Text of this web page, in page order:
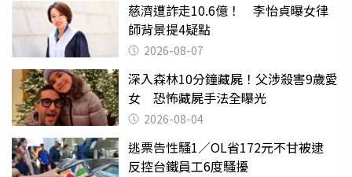
慈濟遭詐走10.6億！ 李怡貞曝女律
師背景提4疑點
2026-08-07
深入森林10分鐘藏屍！父涉殺害9歲愛
女 恐怖藏屍手法全曝光
2026-08-04
逃票告性騷1／OL省172元不甘被逮
反控台鐵員工6度騷擾